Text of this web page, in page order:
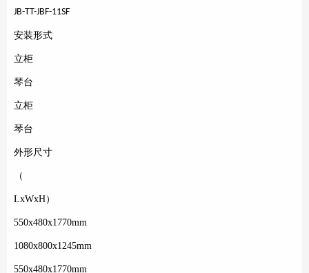
JB-TT-JBF-11SF
安装形式
立柜
琴台
立柜
琴台
外形尺寸
（
LxWxH）
550x480x1770mm
1080x800x1245mm
550x480x1770mm